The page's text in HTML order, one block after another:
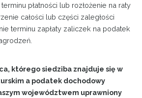
płatności lub rozłożenie na raty
całości lub części zaległości
terminu zapłaty zaliczek na podatek
którego siedziba znajduje się w
a podatek dochodowy
województwem uprawniony